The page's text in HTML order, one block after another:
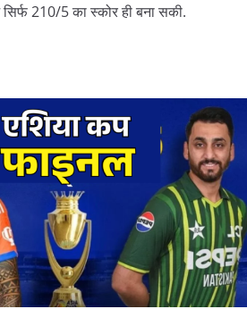
210/5 का स्कोर ही बना सकी.